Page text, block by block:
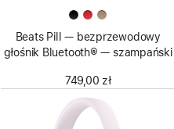
Beats Pill — bezprzewodowy
głośnik Bluetooth® — szampański
749,00 zł